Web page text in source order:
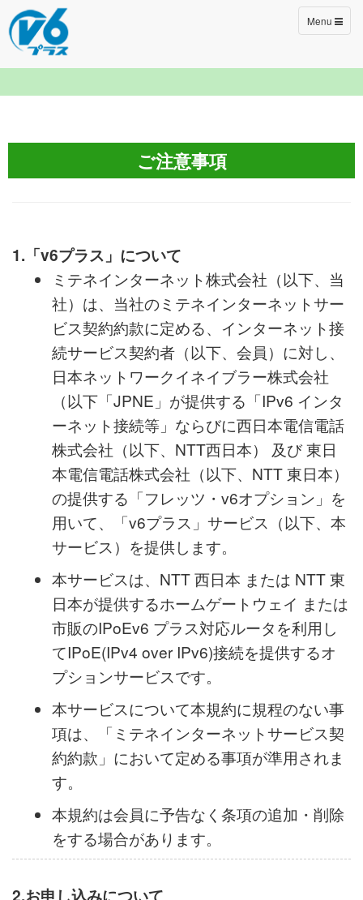
Toggle
navigation
Menu
ご注意事項
1.「v6プラス」について
ミテネインターネット株式会社（以下、当
社）は、当社のミテネインターネットサー
ビス契約約款に定める、インターネット接
続サービス契約者（以下、会員）に対し、
日本ネットワークイネイブラー株式会社
（以下「JPNE」が提供する「IPv6 インタ
ーネット接続等」ならびに西日本電信電話
株式会社（以下、NTT西日本） 及び 東日
本電信電話株式会社（以下、NTT 東日本）
の提供する「フレッツ・v6オプション」を
用いて、「v6プラス」サービス（以下、本
サービス）を提供します。
本サービスは、NTT 西日本 または NTT 東
日本が提供するホームゲートウェイ または
市販のIPoEv6 プラス対応ルータを利用し
てIPoE(IPv4 over IPv6)接続を提供するオ
プションサービスです。
本サービスについて本規約に規程のない事
項は、「ミテネインターネットサービス契
約約款」において定める事項が準用されま
す。
本規約は会員に予告なく条項の追加・削除
をする場合があります。